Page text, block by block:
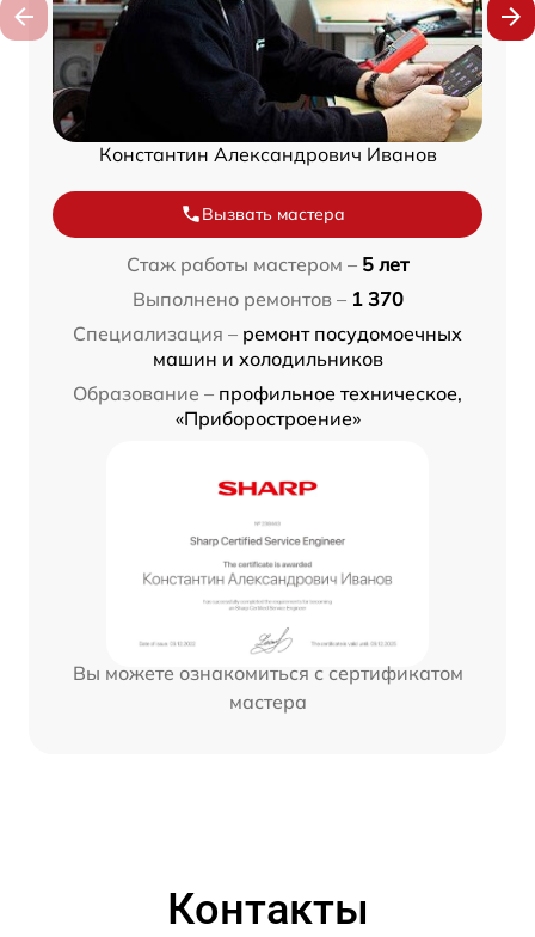
Константин Александрович Иванов
Вызвать мастера
Стаж работы мастером – 5 лет
Выполнено ремонтов – 1 370
Специализация – ремонт посудомоечных
машин и холодильников
Образование – профильное техническое,
«Приборостроение»
Вы можете ознакомиться с сертификатом
мастера
Контакты